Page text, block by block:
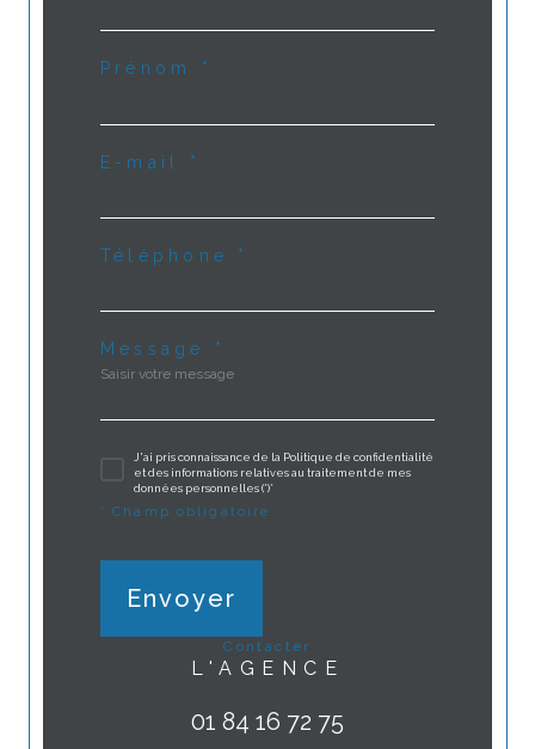
Prénom *
E-mail *
Téléphone *
Message *
J'ai pris connaissance de la Politique de confidentialité
et des informations relatives au traitement de mes
données personnelles (*)*
* Champ obligatoire
Envoyer
contacter
L'AGENCE
01 84 16 72 75